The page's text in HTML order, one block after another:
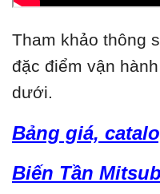
Tham khảo thông
đặc điểm vận
dưới.
Bảng giá,
Biến Tần Mitsub